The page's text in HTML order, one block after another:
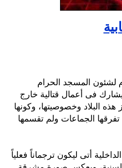
لشئون المسجد الحرام
فى أعمال قتالية خارج
هذه البلاد وخصوصيتها، وكونها
الجماعات ولم تقسمها
أتى ليكون ترجماناً فعلياً